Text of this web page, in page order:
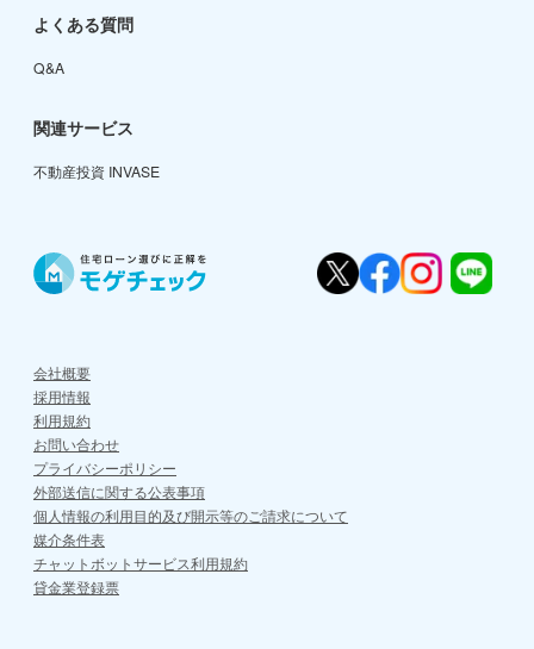
よくある質問
Q&A
関連サービス
不動産投資 INVASE
会社概要
採用情報
利用規約
お問い合わせ
プライバシーポリシー
外部送信に関する公表事項
個人情報の利用目的及び開示等のご請求について
媒介条件表
チャットボットサービス利用規約
貸金業登録票